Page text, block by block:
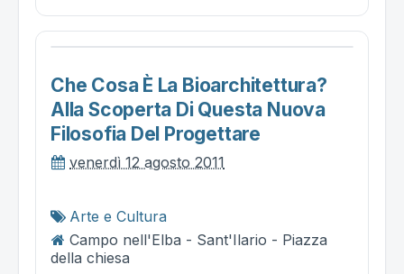
Che Cosa È La Bioarchitettura?
Alla Scoperta Di Questa Nuova
Filosofia Del Progettare
venerdì 12 agosto 2011
Arte e Cultura
Campo nell'Elba - Sant'Ilario - Piazza
della chiesa